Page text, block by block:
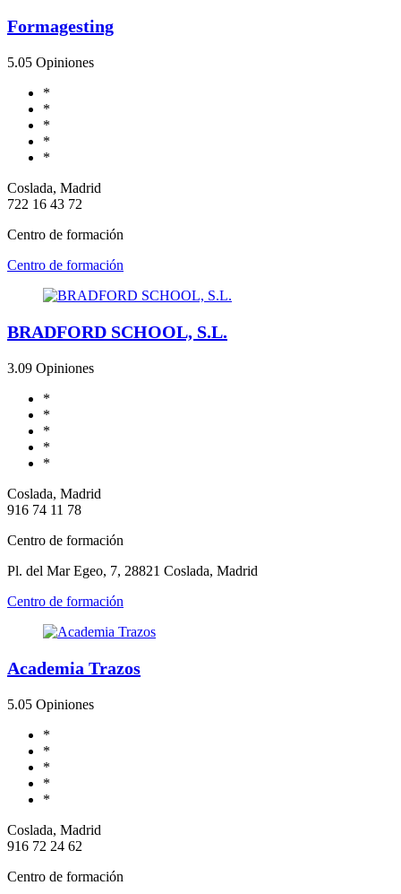
Formagesting
5.05 Opiniones
*
*
*
*
*
Coslada, Madrid
722 16 43 72
Centro de formación
Centro de formación
BRADFORD SCHOOL, S.L.
3.09 Opiniones
*
*
*
*
*
Coslada, Madrid
916 74 11 78
Centro de formación
Pl. del Mar Egeo, 7, 28821 Coslada, Madrid
Centro de formación
Academia Trazos
5.05 Opiniones
*
*
*
*
*
Coslada, Madrid
916 72 24 62
Centro de formación